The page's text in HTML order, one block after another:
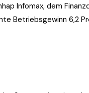
Infomax, dem
Betriebsgewinn 6,2